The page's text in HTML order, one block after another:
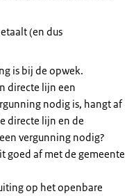
(en dus
is bij de opwek.
directe lijn een
nodig is, hangt af
directe lijn en de
vergunning nodig?
goed af met de gemeente
op het openbare